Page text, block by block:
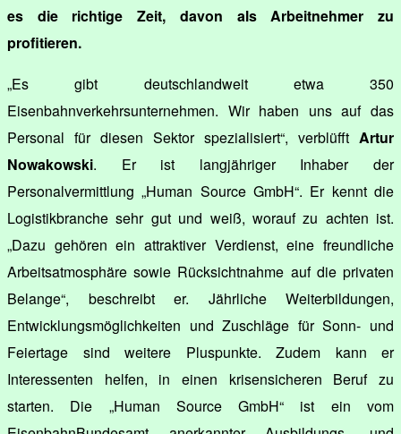
es die richtige Zeit, davon als Arbeitnehmer zu
profitieren.
„Es gibt deutschlandweit etwa 350
Eisenbahnverkehrsunternehmen. Wir haben uns auf das
Personal für diesen Sektor spezialisiert“, verblüfft Artur
Nowakowski. Er ist langjähriger Inhaber der
Personalvermittlung „Human Source GmbH“. Er kennt die
Logistikbranche sehr gut und weiß, worauf zu achten ist.
„Dazu gehören ein attraktiver Verdienst, eine freundliche
Arbeitsatmosphäre sowie Rücksichtnahme auf die privaten
Belange“, beschreibt er. Jährliche Weiterbildungen,
Entwicklungsmöglichkeiten und Zuschläge für Sonn- und
Feiertage sind weitere Pluspunkte. Zudem kann er
Interessenten helfen, in einen krisensicheren Beruf zu
starten. Die „Human Source GmbH“ ist ein vom